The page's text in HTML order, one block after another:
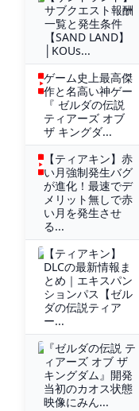
サブクエスト報酬
一覧と発生条件
【SAND LAND】
│KOUs...
ゲーム史上最高傑
作と名高い神ゲー
『 ゼルダの伝説
ティアーズ オブ
ザ キングダ...
【ティアキン】赤
い月強制発生バグ
が進化！最速でデ
メリット無しで赤
い月を発生させ
る...
【ティアキン】
DLCの最新情報ま
とめ｜エキスパン
ションパス【ゼル
ダの伝説ティア
ー...
『ゼルダの伝説 テ
ィアーズ オブ ザ
キングダム』開発
当初のカオス状態
映像にみん...